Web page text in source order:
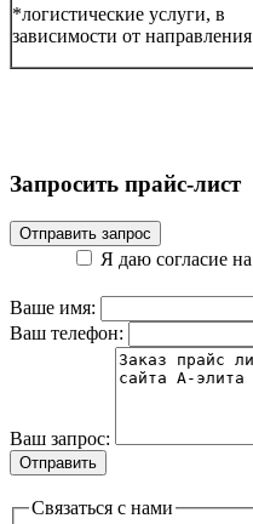
*логистические услуги, в
зависимости от направления
Запросить прайс-лист
Отправить запрос
Я даю согласие на
Ваше имя:
Ваш телефон:
Ваш запрос:
Отправить
Связаться с нами